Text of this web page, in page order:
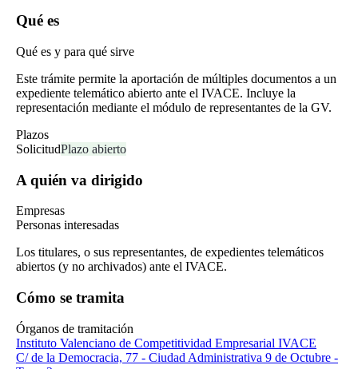
Qué es
Qué es y para qué sirve
Este trámite permite la aportación de múltiples documentos a un
expediente telemático abierto ante el IVACE. Incluye la
representación mediante el módulo de representantes de la GV.
Plazos
SolicitudPlazo abierto
A quién va dirigido
Empresas
Personas interesadas
Los titulares, o sus representantes, de expedientes telemáticos
abiertos (y no archivados) ante el IVACE.
Cómo se tramita
Órganos de tramitación
Instituto Valenciano de Competitividad Empresarial IVACE
C/ de la Democracia, 77 - Ciudad Administrativa 9 de Octubre -